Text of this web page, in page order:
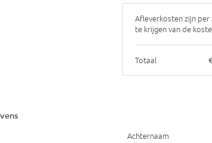
Afleverkosten zijn per
te krijgen van de
Totaal
Achternaam